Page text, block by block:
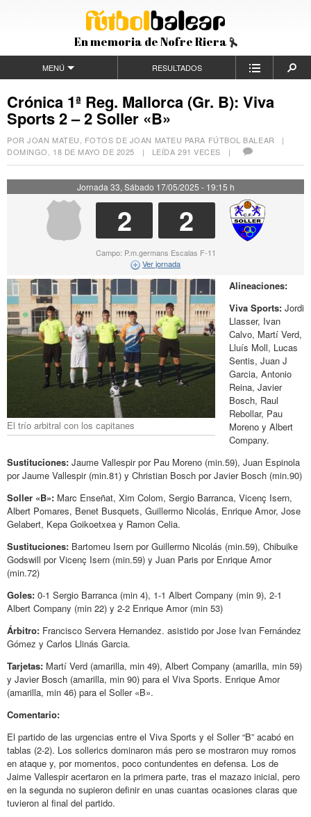
En memoria de Nofre Riera
MENÚ RESULTADOS
Crónica 1ª Reg. Mallorca (Gr. B): Viva
Sports 2 – 2 Soller «B»
POR JOAN MATEU, FOTOS DE JOAN MATEU PARA FÚTBOL BALEAR |
DOMINGO, 18 DE MAYO DE 2025 | LEÍDA 291 VECES |
Jornada 33, Sábado 17/05/2025 - 19:15 h
2 2
Campo: P.m.germans Escalas F-11
Ver jornada
El trío arbitral con los capitanes
Alineaciones:
Viva Sports: Jordi
Llasser, Ivan
Calvo, Martí Verd,
Lluís Moll, Lucas
Sentis, Juan J
Garcia, Antonio
Reina, Javier
Bosch, Raul
Rebollar, Pau
Moreno y Albert
Company.
Sustituciones: Jaume Vallespir por Pau Moreno (min.59), Juan Espinola
por Jaume Vallespir (min.81) y Christian Bosch por Javier Bosch (min.90)
Soller «B»: Marc Enseñat, Xim Colom, Sergio Barranca, Vicenç Isern,
Albert Pomares, Benet Busquets, Guillermo Nicolás, Enrique Amor, Jose
Gelabert, Kepa Goikoetxea y Ramon Celia.
Sustituciones: Bartomeu Isern por Guillermo Nicolás (min.59), Chibuike
Godswill por Vicenç Isern (min.59) y Juan Paris por Enrique Amor
(min.72)
Goles: 0-1 Sergio Barranca (min 4), 1-1 Albert Company (min 9), 2-1
Albert Company (min 22) y 2-2 Enrique Amor (min 53)
Árbitro: Francisco Servera Hernandez. asistido por Jose Ivan Fernández
Gómez y Carlos Llinás Garcia.
Tarjetas: Martí Verd (amarilla, min 49), Albert Company (amarilla, min 59)
y Javier Bosch (amarilla, min 90) para el Viva Sports. Enrique Amor
(amarilla, min 46) para el Soller «B».
Comentario:
El partido de las urgencias entre el Viva Sports y el Soller “B” acabó en
tablas (2-2). Los sollerics dominaron más pero se mostraron muy romos
en ataque y, por momentos, poco contundentes en defensa. Los de
Jaime Vallespir acertaron en la primera parte, tras el mazazo inicial, pero
en la segunda no supieron definir en unas cuantas ocasiones claras que
tuvieron al final del partido.